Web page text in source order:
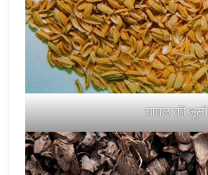
चावल की भूसी